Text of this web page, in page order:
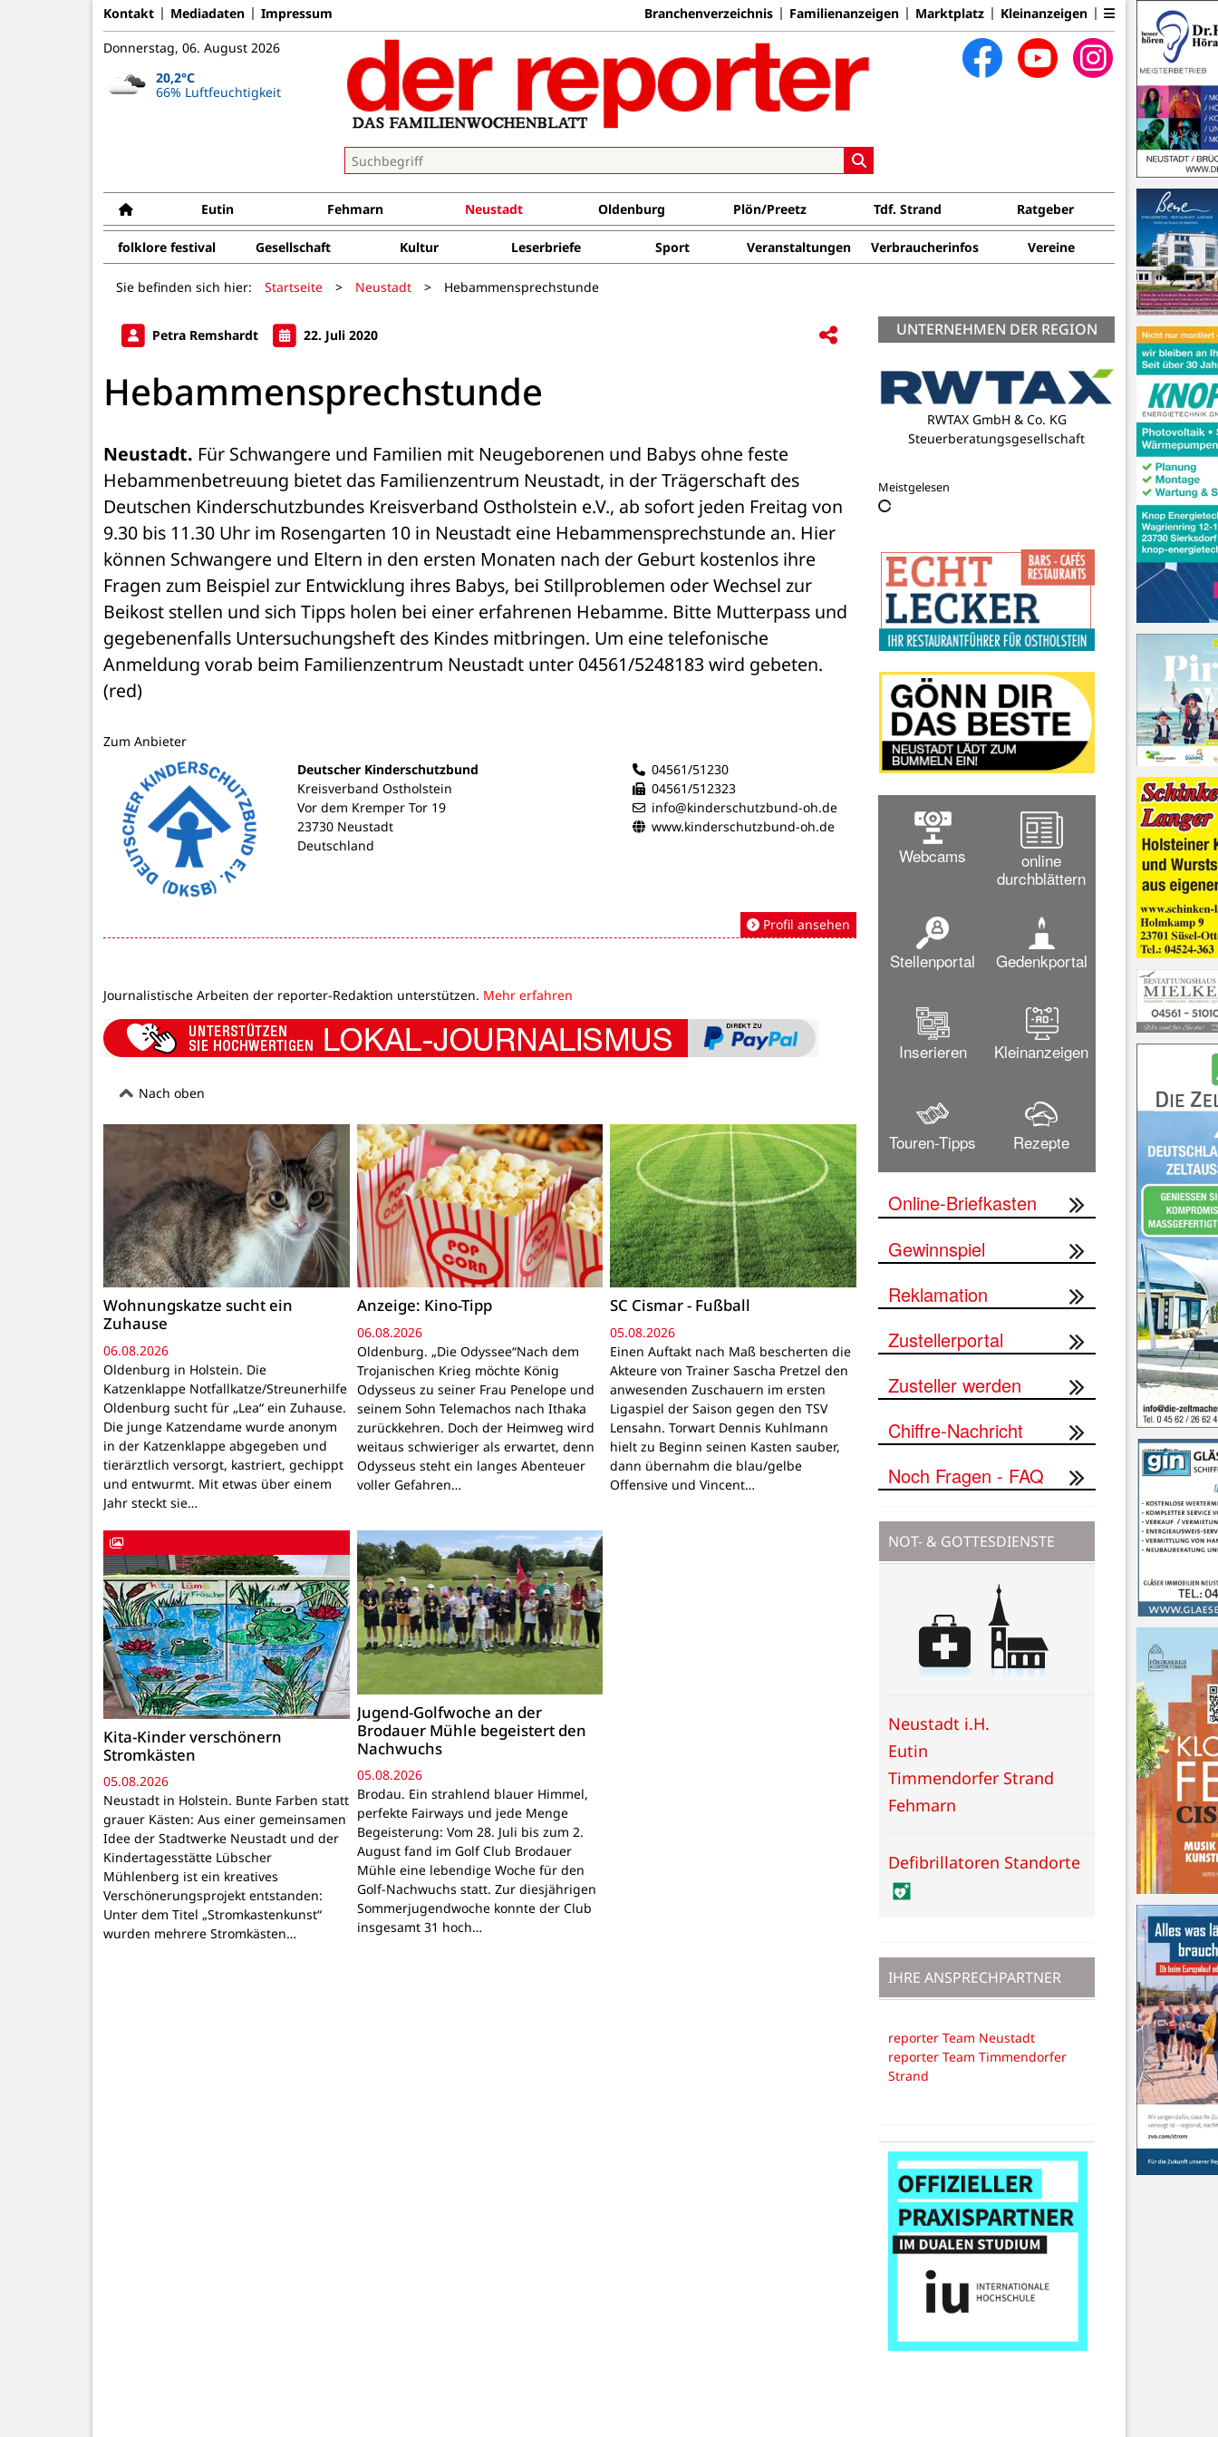
Kontakt Mediadaten Impressum Branchenverzeichnis Familienanzeigen Marktplatz Kleinanzeigen
Donnerstag, 06. August 2026
20,2°C
66% Luftfeuchtigkeit
Eutin Fehmarn Neustadt Oldenburg Plön/Preetz Tdf. Strand Ratgeber
folklore festival Gesellschaft Kultur Leserbriefe Sport Veranstaltungen Verbraucherinfos Vereine
Sie befinden sich hier: Startseite > Neustadt > Hebammensprechstunde
Petra Remshardt 22. Juli 2020
Hebammensprechstunde
Neustadt. Für Schwangere und Familien mit Neugeborenen und Babys ohne feste
Hebammenbetreuung bietet das Familienzentrum Neustadt, in der Trägerschaft des
Deutschen Kinderschutzbundes Kreisverband Ostholstein e.V., ab sofort jeden Freitag von
9.30 bis 11.30 Uhr im Rosengarten 10 in Neustadt eine Hebammensprechstunde an. Hier
können Schwangere und Eltern in den ersten Monaten nach der Geburt kostenlos ihre
Fragen zum Beispiel zur Entwicklung ihres Babys, bei Stillproblemen oder Wechsel zur
Beikost stellen und sich Tipps holen bei einer erfahrenen Hebamme. Bitte Mutterpass und
gegebenenfalls Untersuchungsheft des Kindes mitbringen. Um eine telefonische
Anmeldung vorab beim Familienzentrum Neustadt unter 04561/5248183 wird gebeten.
(red)
Zum Anbieter
Deutscher Kinderschutzbund
Kreisverband Ostholstein
Vor dem Kremper Tor 19
23730 Neustadt
Deutschland
04561/51230
04561/512323
info@kinderschutzbund-oh.de
www.kinderschutzbund-oh.de
Profil ansehen
Journalistische Arbeiten der reporter-Redaktion unterstützen. Mehr erfahren
Nach oben
Wohnungskatze sucht ein
Zuhause
06.08.2026
Oldenburg in Holstein. Die
Katzenklappe Notfallkatze/Streunerhilfe
Oldenburg sucht für „Lea“ ein Zuhause.
Die junge Katzendame wurde anonym
in der Katzenklappe abgegeben und
tierärztlich versorgt, kastriert, gechippt
und entwurmt. Mit etwas über einem
Jahr steckt sie…
Anzeige: Kino-Tipp
06.08.2026
Oldenburg. „Die Odyssee“Nach dem
Trojanischen Krieg möchte König
Odysseus zu seiner Frau Penelope und
seinem Sohn Telemachos nach Ithaka
zurückkehren. Doch der Heimweg wird
weitaus schwieriger als erwartet, denn
Odysseus steht ein langes Abenteuer
voller Gefahren…
SC Cismar - Fußball
05.08.2026
Einen Auftakt nach Maß bescherten die
Akteure von Trainer Sascha Pretzel den
anwesenden Zuschauern im ersten
Ligaspiel der Saison gegen den TSV
Lensahn. Torwart Dennis Kuhlmann
hielt zu Beginn seinen Kasten sauber,
dann übernahm die blau/gelbe
Offensive und Vincent…
Kita-Kinder verschönern
Stromkästen
05.08.2026
Neustadt in Holstein. Bunte Farben statt
grauer Kästen: Aus einer gemeinsamen
Idee der Stadtwerke Neustadt und der
Kindertagesstätte Lübscher
Mühlenberg ist ein kreatives
Verschönerungsprojekt entstanden:
Unter dem Titel „Stromkastenkunst“
wurden mehrere Stromkästen…
Jugend-Golfwoche an der
Brodauer Mühle begeistert den
Nachwuchs
05.08.2026
Brodau. Ein strahlend blauer Himmel,
perfekte Fairways und jede Menge
Begeisterung: Vom 28. Juli bis zum 2.
August fand im Golf Club Brodauer
Mühle eine lebendige Woche für den
Golf-Nachwuchs statt. Zur diesjährigen
Sommerjugendwoche konnte der Club
insgesamt 31 hoch…
UNTERNEHMEN DER REGION
RWTAX GmbH & Co. KG
Steuerberatungsgesellschaft
Meistgelesen
Webcams
online
durchblättern
Stellenportal Gedenkportal
Inserieren Kleinanzeigen
Touren-Tipps Rezepte
Online-Briefkasten
Gewinnspiel
Reklamation
Zustellerportal
Zusteller werden
Chiffre-Nachricht
Noch Fragen - FAQ
NOT- & GOTTESDIENSTE
Neustadt i.H.
Eutin
Timmendorfer Strand
Fehmarn
Defibrillatoren Standorte
IHRE ANSPRECHPARTNER
reporter Team Neustadt
reporter Team Timmendorfer
Strand